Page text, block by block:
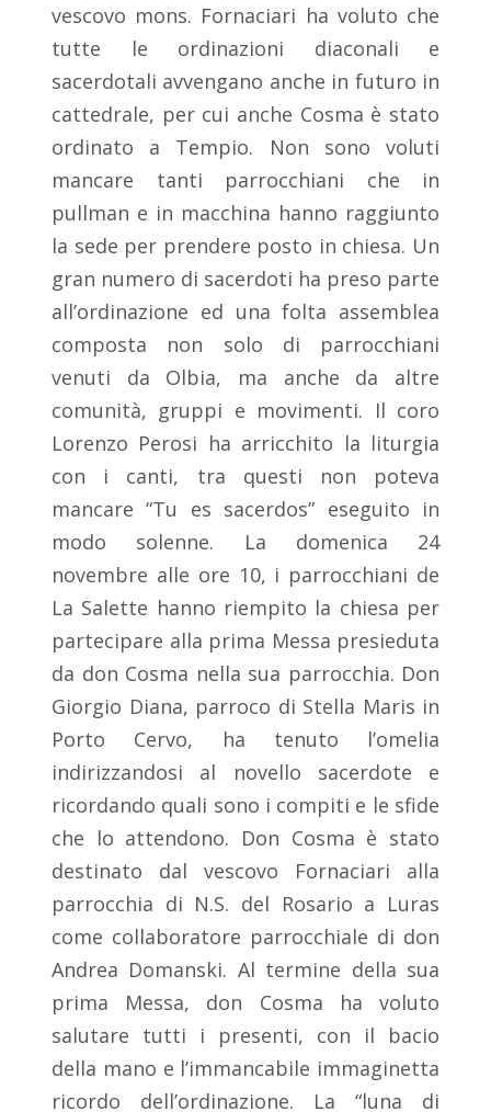
vescovo mons. Fornaciari ha voluto che
tutte le ordinazioni diaconali e
sacerdotali avvengano anche in futuro in
cattedrale, per cui anche Cosma è stato
ordinato a Tempio. Non sono voluti
mancare tanti parrocchiani che in
pullman e in macchina hanno raggiunto
la sede per prendere posto in chiesa. Un
gran numero di sacerdoti ha preso parte
all’ordinazione ed una folta assemblea
composta non solo di parrocchiani
venuti da Olbia, ma anche da altre
comunità, gruppi e movimenti. Il coro
Lorenzo Perosi ha arricchito la liturgia
con i canti, tra questi non poteva
mancare “Tu es sacerdos” eseguito in
modo solenne. La domenica 24
novembre alle ore 10, i parrocchiani de
La Salette hanno riempito la chiesa per
partecipare alla prima Messa presieduta
da don Cosma nella sua parrocchia. Don
Giorgio Diana, parroco di Stella Maris in
Porto Cervo, ha tenuto l’omelia
indirizzandosi al novello sacerdote e
ricordando quali sono i compiti e le sfide
che lo attendono. Don Cosma è stato
destinato dal vescovo Fornaciari alla
parrocchia di N.S. del Rosario a Luras
come collaboratore parrocchiale di don
Andrea Domanski. Al termine della sua
prima Messa, don Cosma ha voluto
salutare tutti i presenti, con il bacio
della mano e l’immancabile immaginetta
ricordo dell’ordinazione. La “luna di